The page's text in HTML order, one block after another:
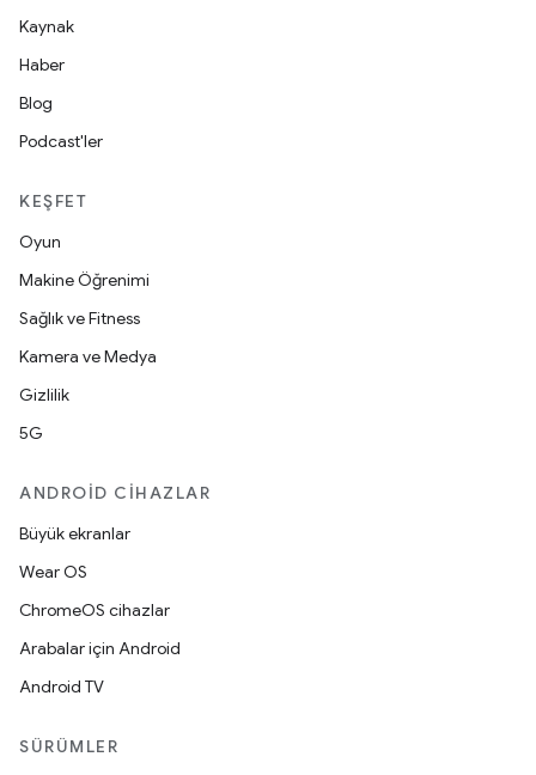
Kaynak
Haber
Blog
Podcast'ler
KEŞFET
Oyun
Makine Öğrenimi
Sağlık ve Fitness
Kamera ve Medya
Gizlilik
5G
ANDROID CIHAZLAR
Büyük ekranlar
Wear OS
ChromeOS cihazlar
Arabalar için Android
Android TV
SÜRÜMLER